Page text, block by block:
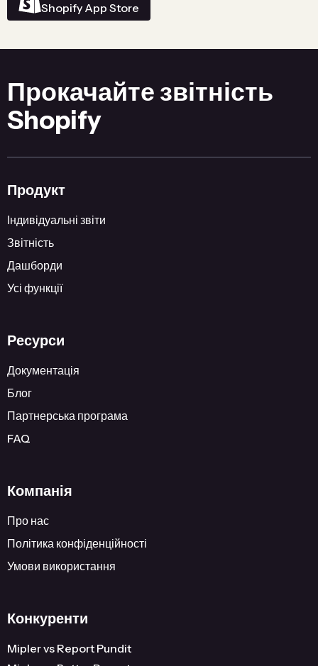
Shopify App Store
Прокачайте звітність
Shopify
Продукт
Індивідуальні звіти
Звітність
Дашборди
Усі функції
Ресурси
Документація
Блог
Партнерська програма
FAQ
Компанія
Про нас
Політика конфіденційності
Умови використання
Конкуренти
Mipler vs Report Pundit